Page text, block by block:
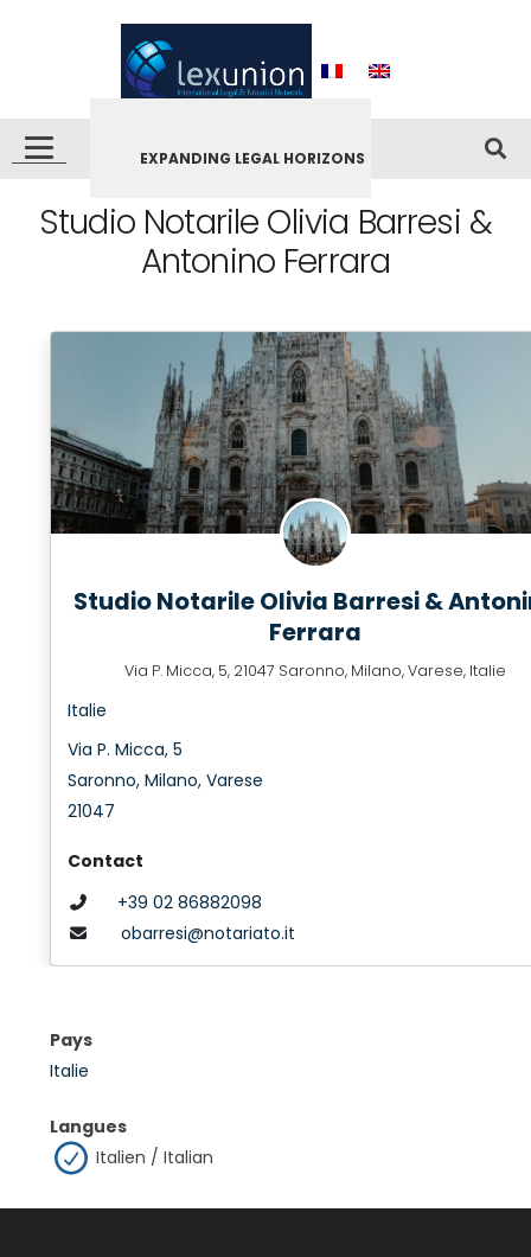
EXPANDING LEGAL HORIZONS
Studio Notarile Olivia Barresi &
Antonino Ferrara
Studio Notarile Olivia Barresi &
Ferrara
Via P. Micca, 5, 21047 Saronno, Milano, Varese, Italie
Italie
Via P. Micca, 5
Saronno, Milano, Varese
21047
Contact
+39 02 86882098
obarresi@notariato.it
Pays
Italie
Langues
Italien / Italian